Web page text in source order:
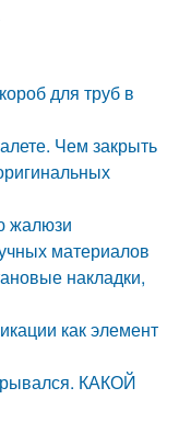
для труб в
Чем закрыть
жалюзи
материалов
накладки,
как элемент
КАКОЙ